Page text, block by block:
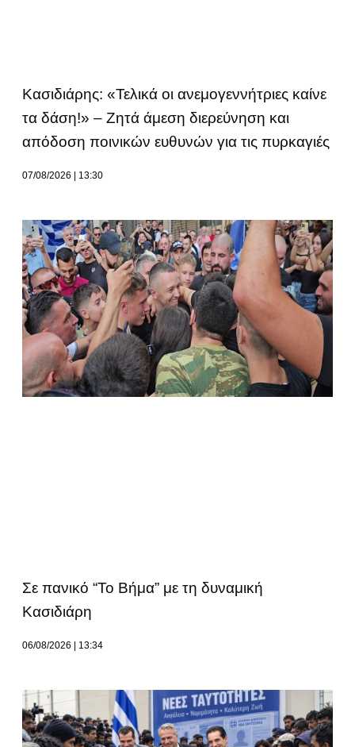
Κασιδιάρης: «Τελικά οι ανεμογεννήτριες καίνε
τα δάση!» – Ζητά άμεση διερεύνηση και
απόδοση ποινικών ευθυνών για τις πυρκαγιές
07/08/2026 13:30
Σε πανικό “Το Βήμα” με τη δυναμική
Κασιδιάρη
06/08/2026 13:34